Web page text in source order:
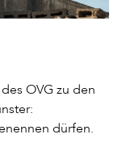
OVG zu den
dürfen.